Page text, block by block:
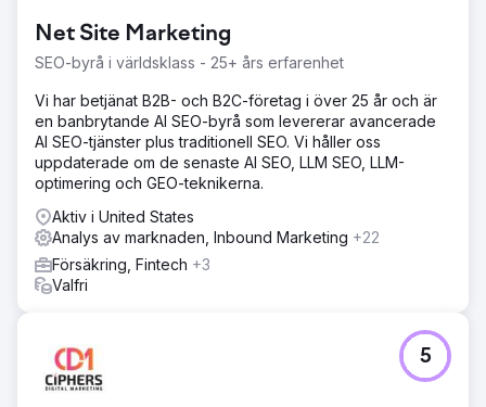
Net Site Marketing
SEO-byrå i världsklass - 25+ års erfarenhet
Vi har betjänat B2B- och B2C-företag i över 25 år och är
en banbrytande AI SEO-byrå som levererar avancerade
AI SEO-tjänster plus traditionell SEO. Vi håller oss
uppdaterade om de senaste AI SEO, LLM SEO, LLM-
optimering och GEO-teknikerna.
Aktiv i United States
Analys av marknaden, Inbound Marketing +22
Försäkring, Fintech +3
Valfri
5